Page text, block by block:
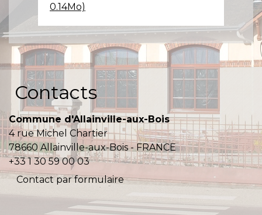
0.14Mo)
Contacts
Commune d'Allainville-aux-Bois
4 rue Michel Chartier
78660 Allainville-aux-Bois - FRANCE
+33 1 30 59 00 03
Contact par formulaire